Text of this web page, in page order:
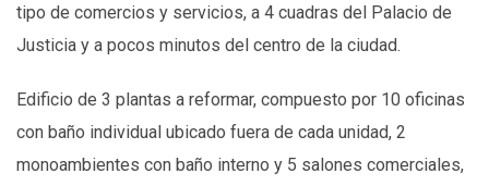
tipo de comercios y servicios, a 4 cuadras del Palacio de
Justicia y a pocos minutos del centro de la ciudad.
Edificio de 3 plantas a reformar, compuesto por 10 oficinas
con baño individual ubicado fuera de cada unidad, 2
monoambientes con baño interno y 5 salones comerciales,